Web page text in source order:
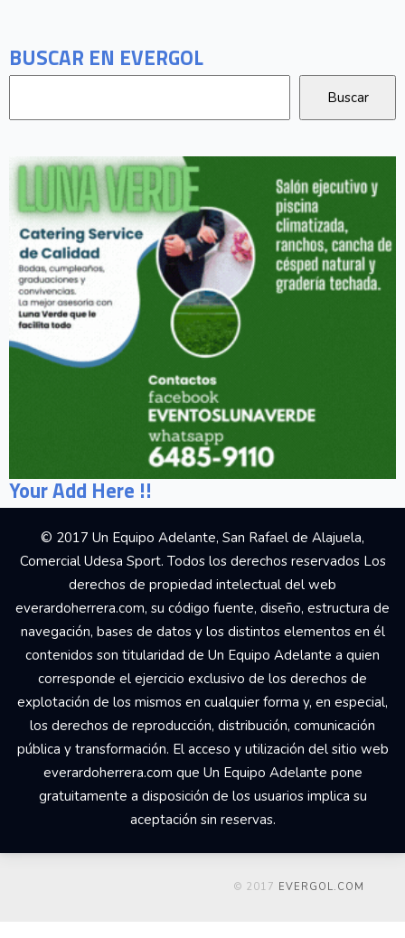
BUSCAR EN EVERGOL
Your Add Here !!
© 2017 Un Equipo Adelante, San Rafael de Alajuela,
Comercial Udesa Sport. Todos los derechos reservados Los
derechos de propiedad intelectual del web
everardoherrera.com, su código fuente, diseño, estructura de
navegación, bases de datos y los distintos elementos en él
contenidos son titularidad de Un Equipo Adelante a quien
corresponde el ejercicio exclusivo de los derechos de
explotación de los mismos en cualquier forma y, en especial,
los derechos de reproducción, distribución, comunicación
pública y transformación. El acceso y utilización del sitio web
everardoherrera.com que Un Equipo Adelante pone
gratuitamente a disposición de los usuarios implica su
aceptación sin reservas.
© 2017 EVERGOL.COM